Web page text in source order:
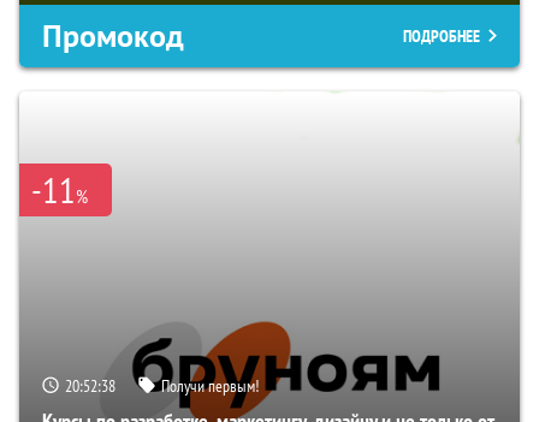
Промокод ПОДРОБНЕЕ
-11%
20:52:37 Получи первым!